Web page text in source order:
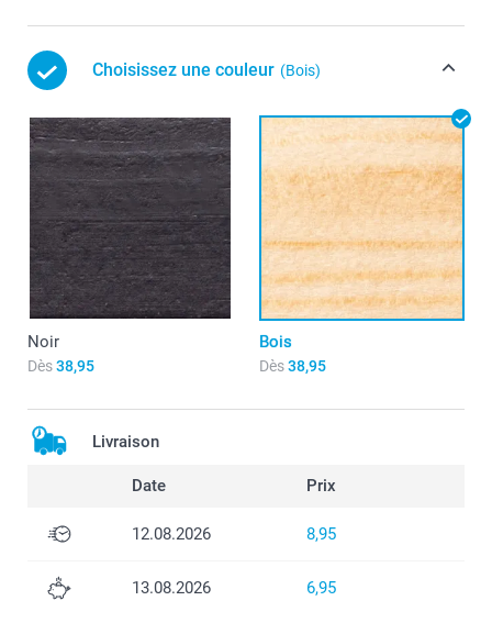
Choisissez une couleur (Bois)
Noir
Dès38,95
Bois
Dès38,95
Livraison
Date Prix
12.08.2026 8,95
13.08.2026 6,95